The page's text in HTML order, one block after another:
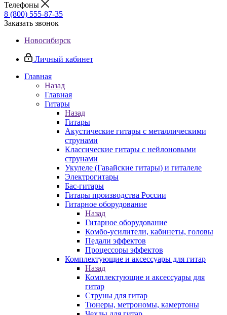
Телефоны
8 (800) 555-87-35
Заказать звонок
Новосибирск
Личный кабинет
Главная
Назад
Главная
Гитары
Назад
Гитары
Акустические гитары с металлическими
струнами
Классические гитары с нейлоновыми
струнами
Укулеле (Гавайские гитары) и гиталеле
Электрогитары
Бас-гитары
Гитары производства России
Гитарное оборудование
Назад
Гитарное оборудование
Комбо-усилители, кабинеты, головы
Педали эффектов
Процессоры эффектов
Комплектующие и аксессуары для гитар
Назад
Комплектующие и аксессуары для
гитар
Струны для гитар
Тюнеры, метрономы, камертоны